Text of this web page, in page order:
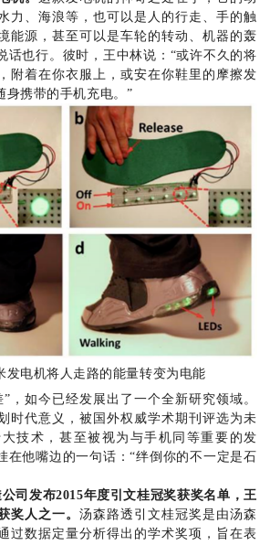
力、海浪等，也可以是人的行走、手的触
能源，甚至可以是车轮的转动、机器的轰
话也行。彼时，王中林说：“或许不久的将
附着在你衣服上，或安在你鞋里的摩擦发
身携带的手机充电。”
发电机将人走路的能量转变为电能
，如今已经发展出了一个全新研究领域。
时代意义，被国外权威学术期刊评选为未
技术，甚至被视为与手机同等重要的发
在他嘴边的一句话：“绊倒你的不一定是石
公司发布2015年度引文桂冠奖获奖名单 ，王
奖人之一。汤森路透引文桂冠奖是由汤森
过数据定量分析得出的学术奖项，旨在表